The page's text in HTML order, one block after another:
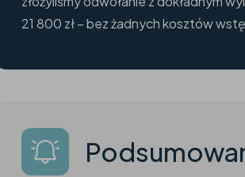
21 800 zł – bez żadnych kosztów